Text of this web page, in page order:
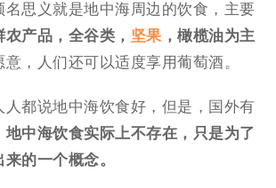
名思义就是地中海周边的饮食，主要
产品，全谷类， 坚果 ，橄榄油为主
意，人们还可以适度享用葡萄酒。
人都说地中海饮食好，但是，国外有
地中海饮食实际上不存在，只是为了
的一个概念。